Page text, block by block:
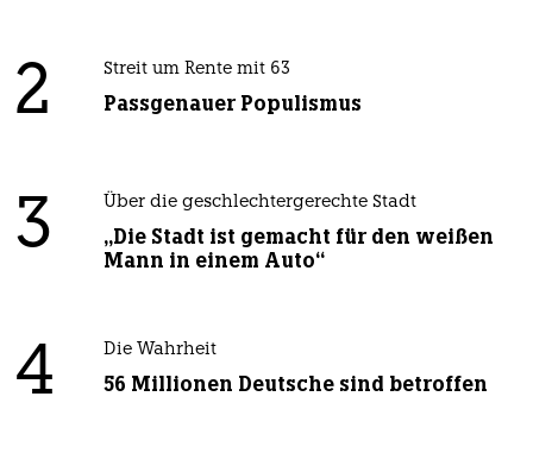
2 Streit um Rente mit 63
Passgenauer Populismus
3 Über die geschlechtergerechte Stadt
„Die Stadt ist gemacht für den weißen
Mann in einem Auto“
4 Die Wahrheit
56 Millionen Deutsche sind betroffen